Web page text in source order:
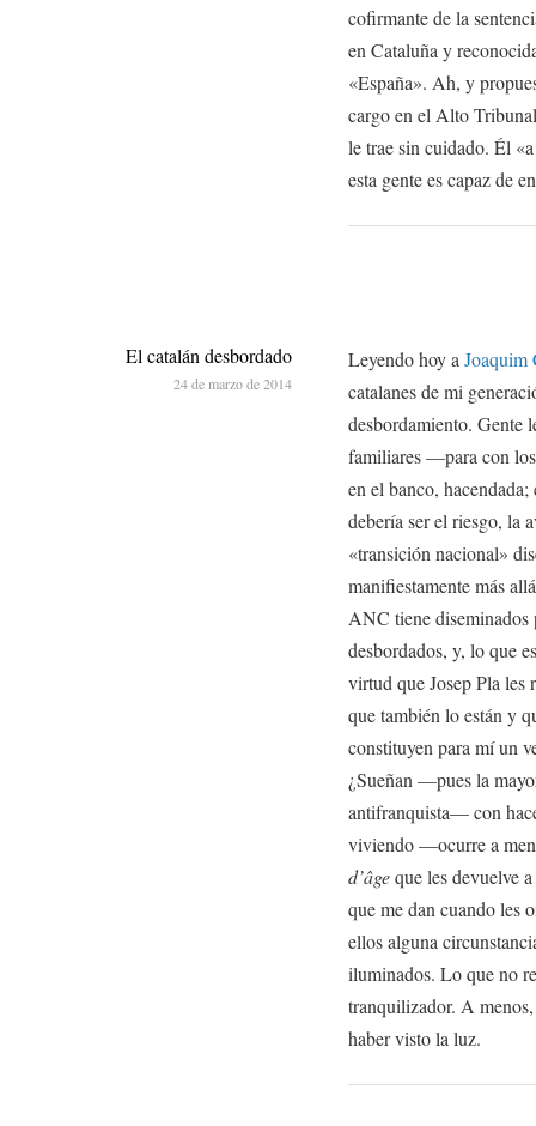
cofirmante de la
en Cataluña y
«España». Ah, y
cargo en el Alto
le trae sin cuidado. Él
esta gente es capaz de
Leyendo hoy a
catalanes de mi
desbordamiento. Gente
familiares —para con
en el banco,
debería ser el riesgo, la
«transición nacional»
manifiestamente más
ANC tiene diseminados
desbordados, y, lo que
virtud que Josep Pla les
que también lo están y
constituyen para mí un
¿Sueñan —pues la
antifranquista— con
viviendo —ocurre a
d’âgeque les devuelve
que me dan cuando les
ellos alguna
iluminados. Lo que no
tranquilizador. A
haber visto la luz.
El catalán desbordado
24 de marzo de 2014